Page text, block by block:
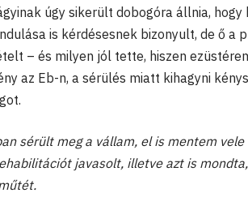
úgy sikerült dobogóra állnia,
is kérdésesnek bizonyult, de ő
– és milyen jól tette, hiszen
az Eb-n, a sérülés miatt kihagyni
sérült meg a vállam, el is mentem
javasolt, illetve azt is